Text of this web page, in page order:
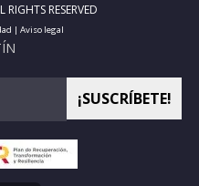
RESERVED
| Aviso legal